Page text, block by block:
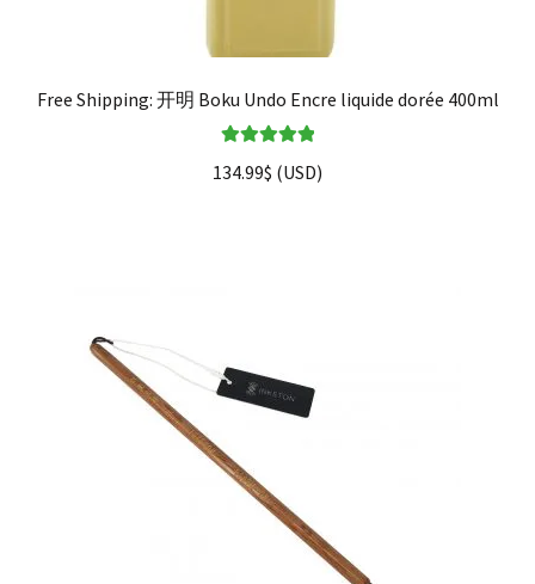
Free Shipping: 开明 Boku Undo Encre liquide dorée 400ml
5
134.99$ (USD)